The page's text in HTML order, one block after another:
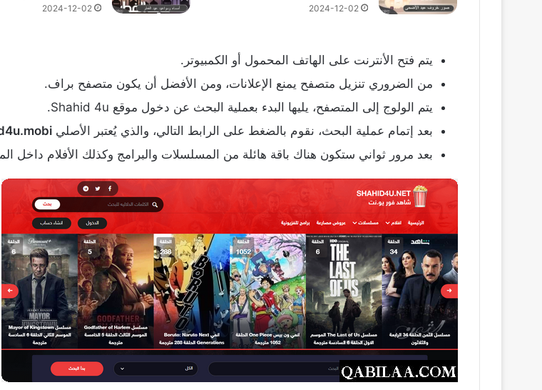
2024-12-02
2024-12-02
يتم فتح الأنترنت على الهاتف المحمول أو الكمبيوتر.
من الضروري تنزيل متصفح يمنع الإعلانات، ومن الأفضل أن يكون متصفح براف.
يتم الولوج إلى المتصفح، يليها البدء بعملية البحث عن دخول موقع Shahid 4u.
بعد إتمام عملية البحث، نقوم بالضغط على الرابط التالي، والذي يُعتبر الأصلي
بعد مرور ثواني ستكون هناك باقة هائلة من المسلسلات والبرامج وكذلك الأفلام داخل